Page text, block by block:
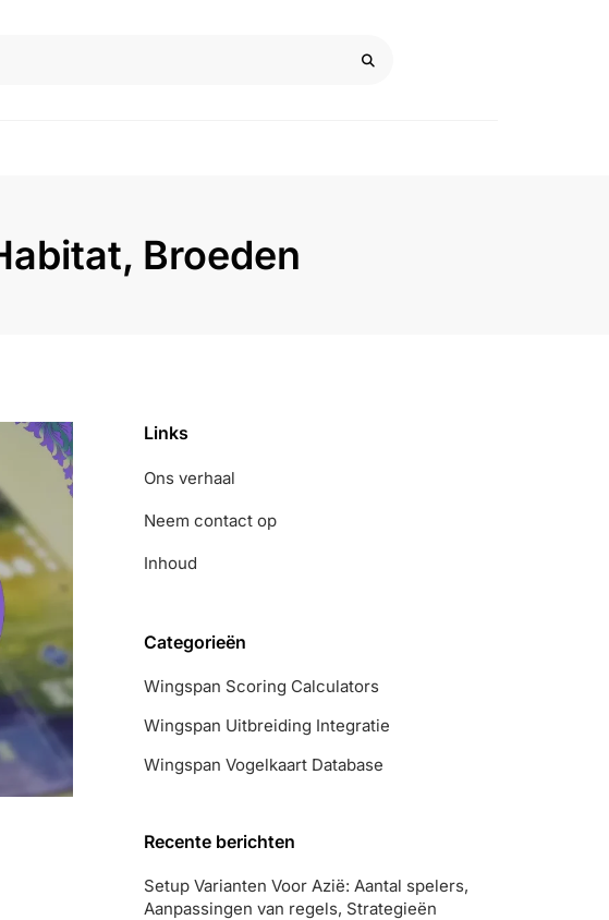
Broeden
Links
Ons verhaal
Neem contact op
Inhoud
Categorieën
Wingspan Scoring Calculators
Wingspan Uitbreiding Integratie
Wingspan Vogelkaart Database
Recente berichten
Setup Varianten Voor Azië: Aantal spelers,
Aanpassingen van regels, Strategieën